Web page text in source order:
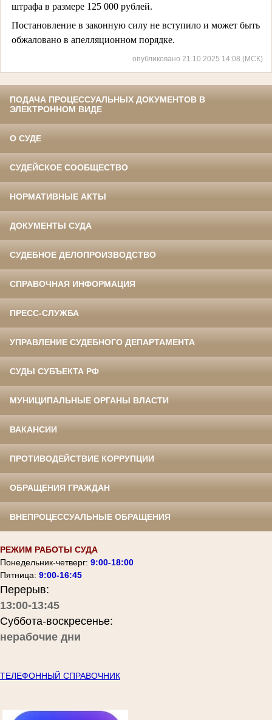
штрафа в размере 125 000 рублей.
Постановление в законную силу не вступило и может быть
обжаловано в апелляционном порядке.
опубликовано 21.10.2025 14:08 (МСК)
ПОДАЧА ПРОЦЕССУАЛЬНЫХ ДОКУМЕНТОВ В
ЭЛЕКТРОННОМ ВИДЕ
О СУДЕ
СУДЕЙСКОЕ СООБЩЕСТВО
НОРМАТИВНЫЕ АКТЫ
ДОКУМЕНТЫ СУДА
СУДЕБНОЕ ДЕЛОПРОИЗВОДСТВО
СПРАВОЧНАЯ ИНФОРМАЦИЯ
ПРЕСС-СЛУЖБА
УПРАВЛЕНИЕ СУДЕБНОГО ДЕПАРТАМЕНТА
СУДЫ СУБЪЕКТА РФ
МУНИЦИПАЛЬНЫЕ ОРГАНЫ ВЛАСТИ
ВАКАНСИИ
ПРОТИВОДЕЙСТВИЕ КОРРУПЦИИ
ОБРАЩЕНИЯ ГРАЖДАН
ВНЕПРОЦЕССУАЛЬНЫЕ ОБРАЩЕНИЯ
РЕЖИМ РАБОТЫ СУДА
Понедельник-четверг: 9:00-18:00
Пятница: 9:00-16:45
Перерыв:
13:00-13:45
Суббота-воскресенье:
нерабочие дни
ТЕЛЕФОННЫЙ СПРАВОЧНИК